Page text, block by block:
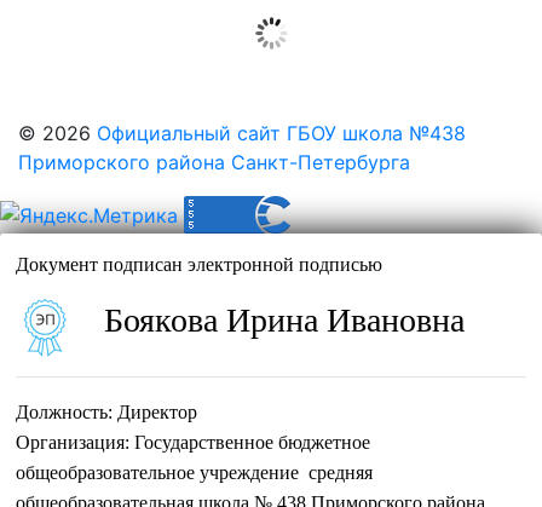
© 2026 Официальный сайт ГБОУ школа №438
Приморского района Санкт-Петербурга
Документ подписан электронной подписью
Боякова Ирина Ивановна
Должность: Директор
Организация: Государственное бюджетное
общеобразовательное учреждение средняя
общеобразовательная школа № 438 Приморского района